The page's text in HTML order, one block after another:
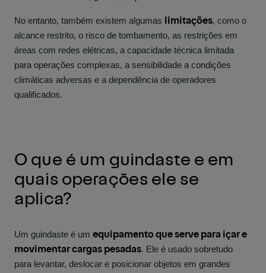
No entanto, também existem algumas limitações, como o
alcance restrito, o risco de tombamento, as restrições em
áreas com redes elétricas, a capacidade técnica limitada
para operações complexas, a sensibilidade a condições
climáticas adversas e a dependência de operadores
qualificados.
O que é um guindaste e em
quais operações ele se
aplica?
Um guindaste é um equipamento que serve para içar e
movimentar cargas pesadas. Ele é usado sobretudo
para levantar, deslocar e posicionar objetos em grandes